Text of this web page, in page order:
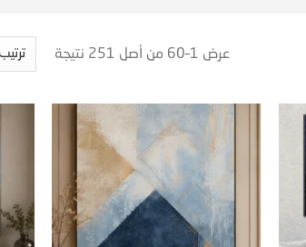
عرض 1–60 من أصل 251 نتيجة